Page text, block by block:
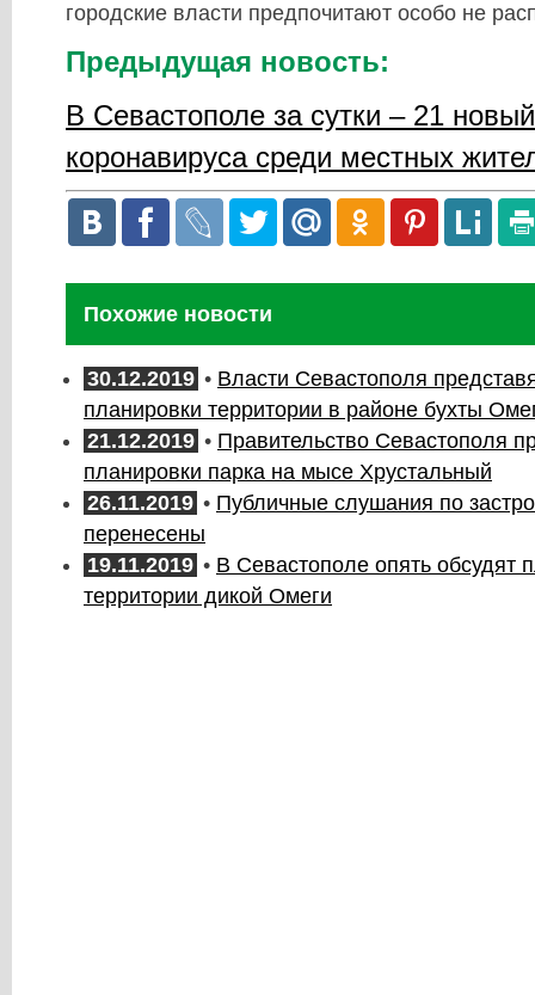
городские власти предпочитают особо не
Предыдущая новость:
В Севастополе за сутки – 21
коронавируса среди местных
Похожие новости
30.12.2019 • Власти Севастополя
планировки территории в районе бухты
21.12.2019 • Правительство Севастополя
планировки парка на мысе Хрустальный
26.11.2019 • Публичные слушания по
перенесены
19.11.2019 • В Севастополе опять обсудят
территории дикой Омеги